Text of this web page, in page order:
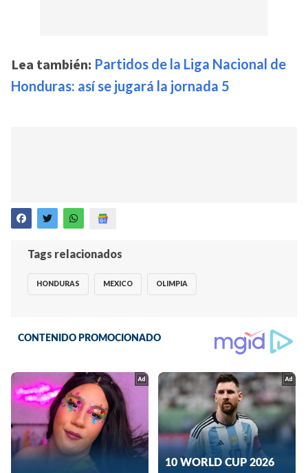
Lea también: Partidos de la Liga Nacional de
Honduras: así se jugará la jornada 5
Tags relacionados
HONDURAS MEXICO OLIMPIA